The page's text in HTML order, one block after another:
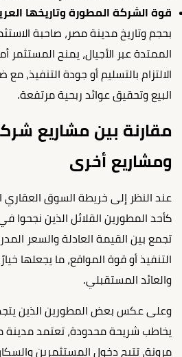
قوة الشركة المطورة وتاريخها
بحجم وتاريخ مدينة مصر، صاحبة
الممتدة عبر الأجيال، يمنح المستثمر
الالتزام بالتسليم أو جودة التنفيذ،
البيع وتحقيق عوائد ربحية مرتفعة.
مقارنة بين مشاريع
ومشاريع أخرى
عند النظر إلى خريطة السوق العقاري
كأحد المطورين القلائل الذين
تجمع بين القيمة العادلة والسعر
التنفيذ أو قوة المواقع، ما يجعلها
والعائد المستقبلي.
وعلى عكس بعض المطورين الذين
يخاطب شريحة محدودة، تعتمد مدينة
مرونة، تتيح دخول المستثمرين